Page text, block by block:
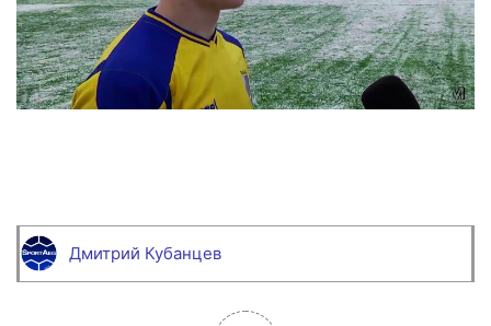
Дмитрий Кубанцев